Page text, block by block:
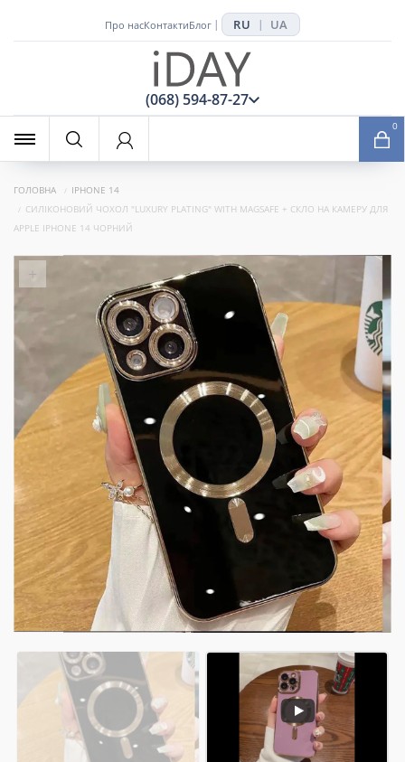
Про насКонтактиБлог | RU | UA
(068) 594-87-27
0
ГОЛОВНА
IPHONE 14
СИЛІКОНОВИЙ ЧОХОЛ "LUXURY PLATING" WITH MAGSAFE + СКЛО НА КАМЕРУ ДЛЯ
APPLE IPHONE 14 ЧОРНИЙ
+